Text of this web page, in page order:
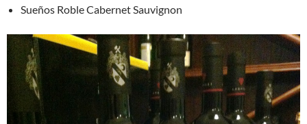
Sueños Roble Cabernet Sauvignon